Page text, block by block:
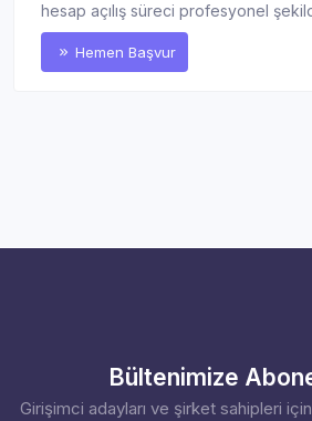
hesap açılış süreci profesyonel
Hemen Başvur
Bültenimize
Girişimci adayları ve şirket sahipleri